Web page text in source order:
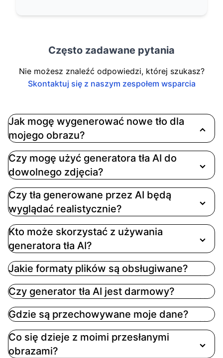
Często zadawane pytania
Nie możesz znaleźć odpowiedzi, której szukasz?
Skontaktuj się z naszym zespołem wsparcia
Jak mogę wygenerować nowe tło dla
mojego obrazu?
Po prostu prześlij swoje zdjęcie, a następnie
wybierz lub daj naszemu AI polecenie do
wygenerowania nowego tła. Możesz wybierać
pozwolić AI stworzyć scenę na podstawie
twojego opisu
Czy mogę użyć generatora tła AI do
dowolnego zdjęcia?
Czy tła generowane przez AI będą
wyglądać realistycznie?
Kto może skorzystać z używania
generatora tła AI?
Jakie formaty plików są obsługiwane?
Czy generator tła AI jest darmowy?
Gdzie są przechowywane moje dane?
Co się dzieje z moimi przesłanymi
obrazami?